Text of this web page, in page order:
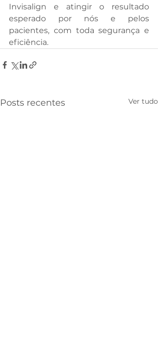
Invisalign e atingir o resultado
esperado por nós e pelos
pacientes, com toda segurança e
eficiência.
Posts recentes Ver tudo